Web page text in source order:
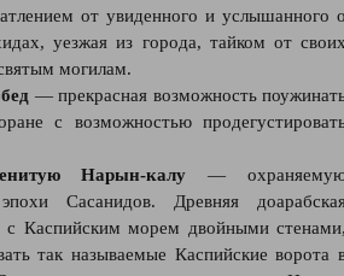
от увиденного и услышанного
уезжая из города, тайком от
могилам.
— прекрасная возможность
c возможностью
Нарын-калу —
Сасанидов. Древняя
с Каспийским морем двойными
так называемые Каспийские ворота